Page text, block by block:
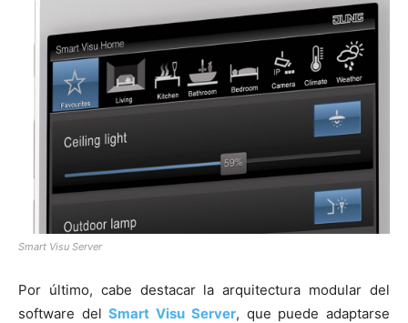
Smart Visu Server
Por último, cabe destacar la arquitectura modular del
software delSmart Visu Server, que puede adaptarse